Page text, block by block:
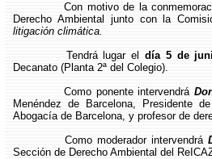
Con motivo de la
Derecho Ambiental junto con la
litigación climática.
Tendrá lugar el día 5 de
Decanato (Planta 2ª del Colegio).
Como ponente intervendrá
Menéndez de Barcelona, Presidente
Abogacía de Barcelona, y profesor de
Como moderador intervendrá
Sección de Derecho Ambiental del